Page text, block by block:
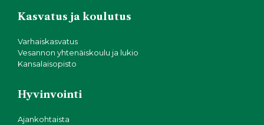
Kasvatus ja koulutus
Varhaiskasvatus
Vesannon yhtenäiskoulu ja lukio
Kansalaisopisto
Hyvinvointi
Ajankohtaista